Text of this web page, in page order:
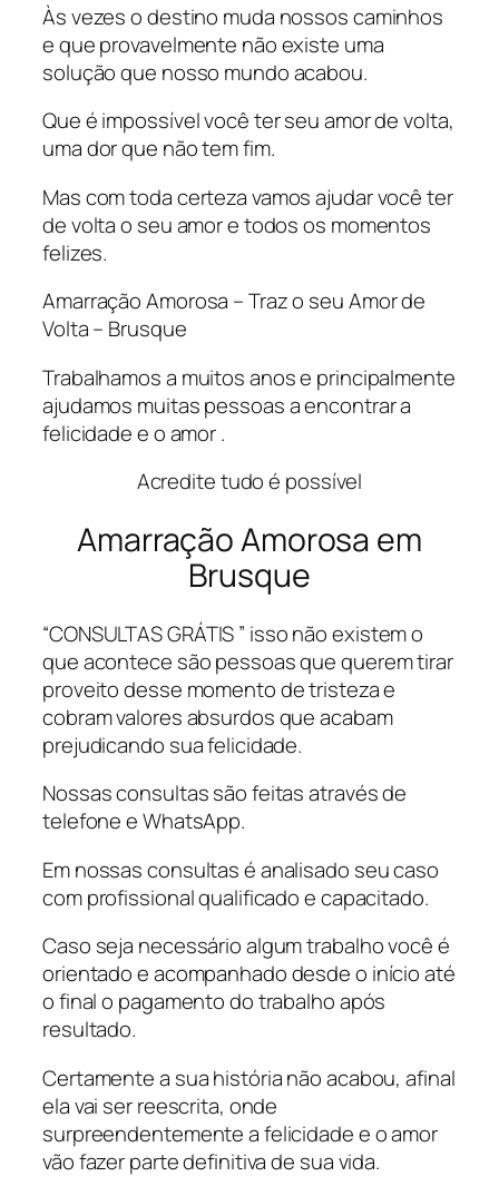
Às vezes o destino muda nossos caminhos
e que provavelmente não existe uma
solução que nosso mundo acabou.
Que é impossível você ter seu amor de volta,
uma dor que não tem fim.
Mas com toda certeza vamos ajudar você ter
de volta o seu amor e todos os momentos
felizes.
Amarração Amorosa – Traz o seu Amor de
Volta – Brusque
Trabalhamos a muitos anos e principalmente
ajudamos muitas pessoas a encontrar a
felicidade e o amor .
Acredite tudo é possível
Amarração Amorosa em
Brusque
“CONSULTAS GRÁTIS ” isso não existem o
que acontece são pessoas que querem tirar
proveito desse momento de tristeza e
cobram valores absurdos que acabam
prejudicando sua felicidade.
Nossas consultas são feitas através de
telefone e WhatsApp.
Em nossas consultas é analisado seu caso
com profissional qualificado e capacitado.
Caso seja necessário algum trabalho você é
orientado e acompanhado desde o início até
o final o pagamento do trabalho após
resultado.
Certamente a sua história não acabou, afinal
ela vai ser reescrita, onde
surpreendentemente a felicidade e o amor
vão fazer parte definitiva de sua vida.